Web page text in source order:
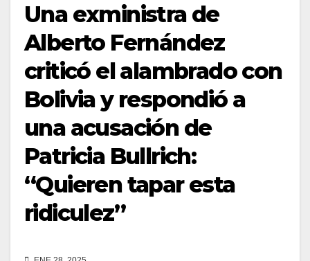
Una exministra de
Alberto Fernández
criticó el alambrado con
Bolivia y respondió a
una acusación de
Patricia Bullrich:
“Quieren tapar esta
ridiculez”